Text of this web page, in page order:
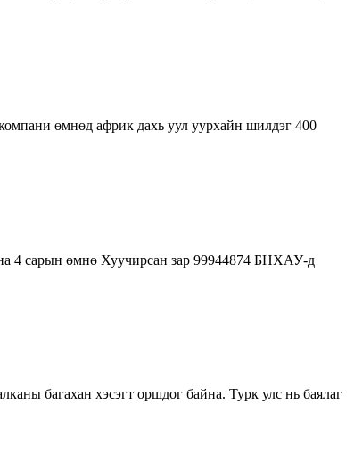
өмнөд африк дахь уул уурхайн шилдэг 400
4 сарын өмнө Хуучирсан зар 99944874 БНХАУ-д
багахан хэсэгт оршдог байна. Турк улс нь баялаг